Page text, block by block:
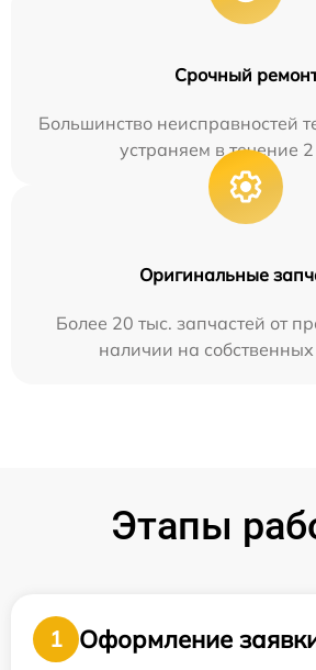
Срочный
Большинство неисправностей
устраняем в течение
Оригинальные
Более 20 тыс. запчастей от
наличии на
Этапы
1
Оформление